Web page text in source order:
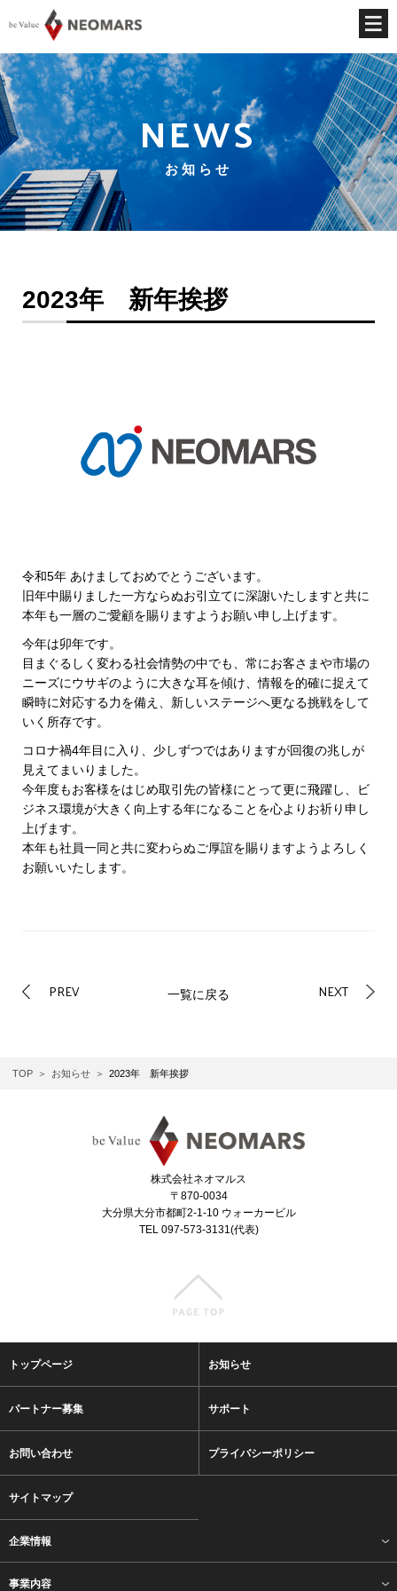
NEWS
お知らせ
2023年 新年挨拶
令和5年 あけましておめでとうございます。
旧年中賜りました一方ならぬお引立てに深謝いたしますと共に
本年も一層のご愛顧を賜りますようお願い申し上げます。
今年は卯年です。
目まぐるしく変わる社会情勢の中でも、常にお客さまや市場の
ニーズにウサギのように大きな耳を傾け、情報を的確に捉えて
瞬時に対応する力を備え、新しいステージへ更なる挑戦をして
いく所存です。
コロナ禍4年目に入り、少しずつではありますが回復の兆しが
見えてまいりました。
今年度もお客様をはじめ取引先の皆様にとって更に飛躍し、ビ
ジネス環境が大きく向上する年になることを心よりお祈り申し
上げます。
本年も社員一同と共に変わらぬご厚誼を賜りますようよろしく
お願いいたします。
PREV 一覧に戻る NEXT
TOP お知らせ 2023年 新年挨拶
株式会社ネオマルス
〒870-0034
大分県大分市都町2-1-10 ウォーカービル
TEL 097-573-3131(代表)
トップページ お知らせ
パートナー募集 サポート
お問い合わせ プライバシーポリシー
サイトマップ
企業情報
事業内容